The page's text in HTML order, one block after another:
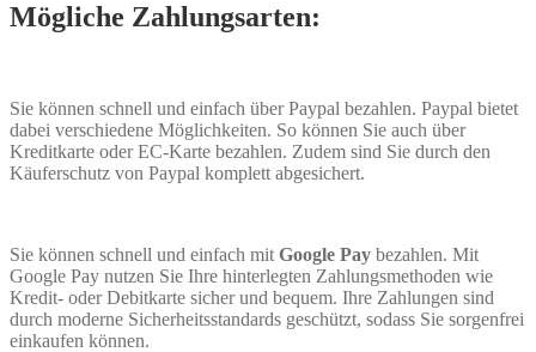
Mögliche Zahlungsarten:
Sie können schnell und einfach über Paypal bezahlen. Paypal bietet
dabei verschiedene Möglichkeiten. So können Sie auch über
Kreditkarte oder EC-Karte bezahlen. Zudem sind Sie durch den
Käuferschutz von Paypal komplett abgesichert.
Sie können schnell und einfach mit Google Pay bezahlen. Mit
Google Pay nutzen Sie Ihre hinterlegten Zahlungsmethoden wie
Kredit- oder Debitkarte sicher und bequem. Ihre Zahlungen sind
durch moderne Sicherheitsstandards geschützt, sodass Sie sorgenfrei
einkaufen können.